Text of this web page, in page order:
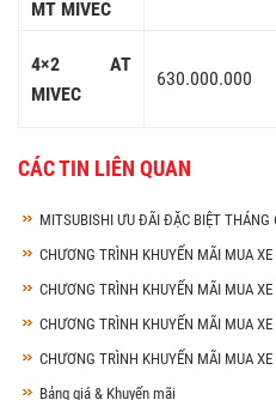
MT MIVEC
4×2 AT
MIVEC
630.000.000
CÁC TIN LIÊN QUAN
MITSUBISHI ƯU ĐÃI ĐẶC BIỆT THÁNG
CHƯƠNG TRÌNH KHUYẾN MÃI MUA
CHƯƠNG TRÌNH KHUYẾN MÃI MUA
CHƯƠNG TRÌNH KHUYẾN MÃI MUA
CHƯƠNG TRÌNH KHUYẾN MÃI MUA
Bảng giá & Khuyến mãi